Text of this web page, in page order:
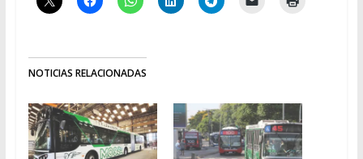
NOTICIAS RELACIONADAS